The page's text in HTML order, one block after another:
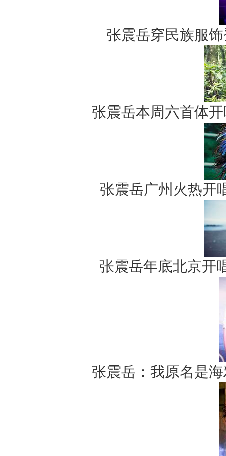
张震岳穿民族服
张震岳本周六首体
张震岳广州火热开
张震岳年底北京开
张震岳：我原名是